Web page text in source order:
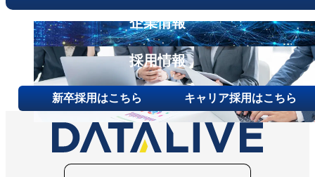
企業情報
採用情報
新卒採用はこちら キャリア採用はこちら